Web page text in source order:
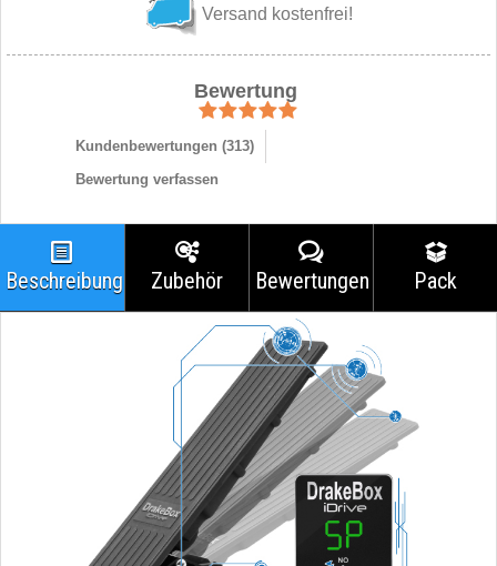
Versand kostenfrei!
Bewertung
Kundenbewertungen (313)
Bewertung verfassen
Beschreibung Zubehör Bewertungen Pack